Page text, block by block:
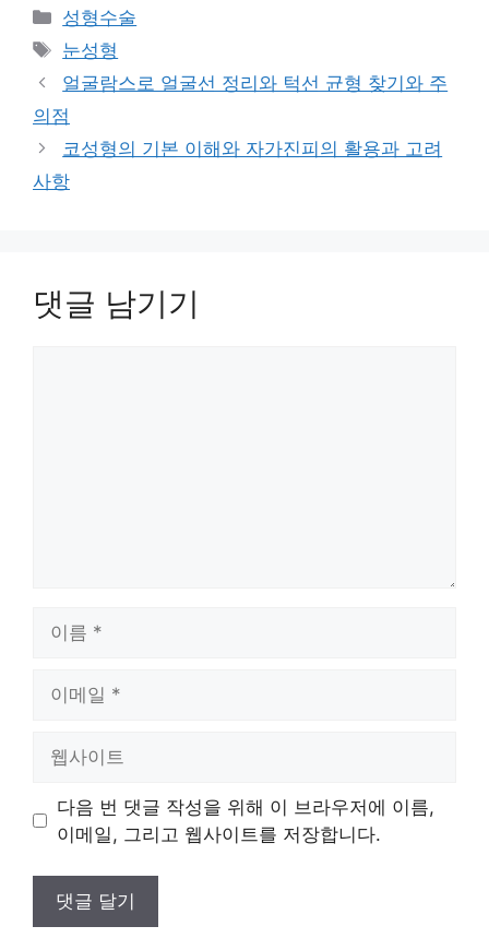
카
테
리
성형수술
태
그
눈성형
얼굴람스로 얼굴선 정리와 턱선 균형 찾기와 주
의점
코성형의 기본 이해와 자가진피의 활용과 고려
사항
댓글 남기기
트
다음 번 댓글 작성을 위해 이 브라우저에 이름,
이메일, 그리고 웹사이트를 저장합니다.